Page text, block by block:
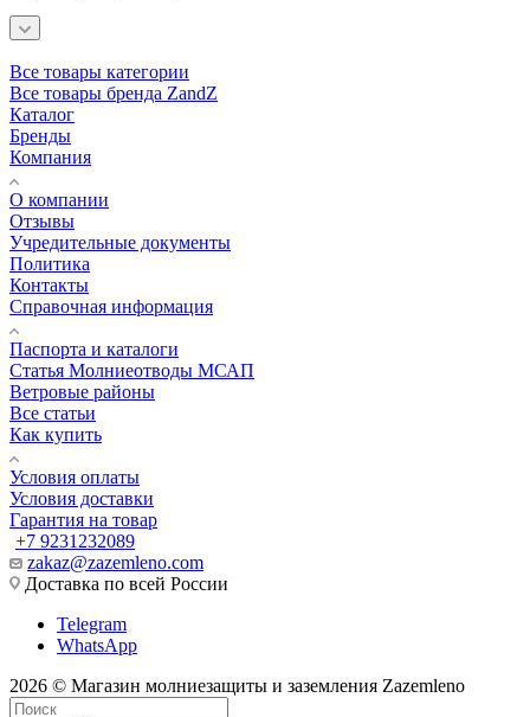
Все товары категории
Все товары бренда ZandZ
Каталог
Бренды
Компания
О компании
Отзывы
Учредительные документы
Политика
Контакты
Справочная информация
Паспорта и каталоги
Статья Молниеотводы МСАП
Ветровые районы
Все статьи
Как купить
Условия оплаты
Условия доставки
Гарантия на товар
+7 9231232089
zakaz@zazemleno.com
Доставка по всей России
Telegram
WhatsApp
2026 © Магазин молниезащиты и заземления Zazemleno